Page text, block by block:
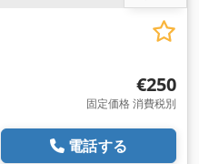
€250
固定価格 消費税別
電話する